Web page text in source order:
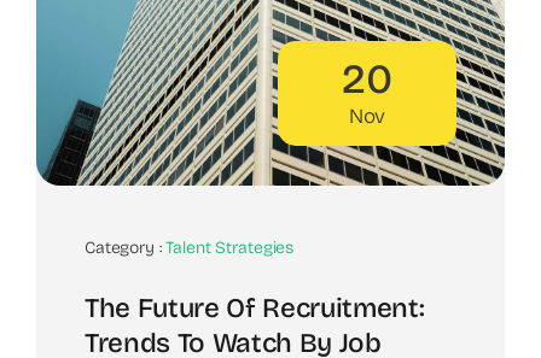
20
Nov
Category :Talent Strategies
The Future Of Recruitment:
Trends To Watch By Job